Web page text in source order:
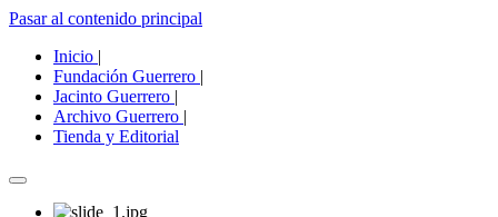
Pasar al contenido principal
Inicio |
Fundación Guerrero |
Jacinto Guerrero |
Archivo Guerrero |
Tienda y Editorial